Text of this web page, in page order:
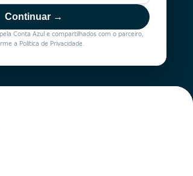
Continuar →
Conta Azul e compartilhados com o parceiro,
a Política de Privacidade.